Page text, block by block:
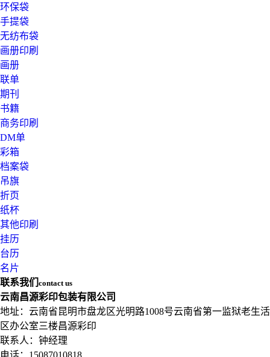
环保袋
手提袋
无纺布袋
画册印刷
画册
联单
期刊
书籍
商务印刷
DM单
彩箱
档案袋
吊旗
折页
纸杯
其他印刷
挂历
台历
名片
联系我们 contact us
云南昌源彩印包装有限公司
地址：云南省昆明市盘龙区光明路1008号云南省第一监狱老生活
区办公室三楼昌源彩印
联系人：钟经理
电话：15087010818